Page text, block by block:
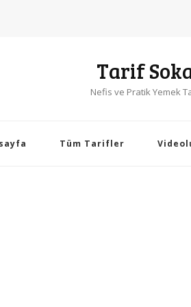
Tarif
Nefis ve Pratik Yemek
Tüm Tarifler